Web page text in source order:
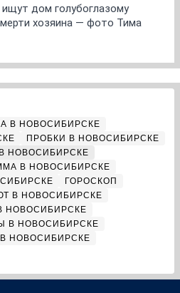
дом голубоглазому
хозяина — фото Тима
В НОВОСИБИРСКЕ
ПРОБКИ В НОВОСИБИРСКЕ
НОВОСИБИРСКЕ
В НОВОСИБИРСКЕ
ГОРОСКОП
В НОВОСИБИРСКЕ
НОВОСИБИРСКЕ
В НОВОСИБИРСКЕ
НОВОСИБИРСКЕ